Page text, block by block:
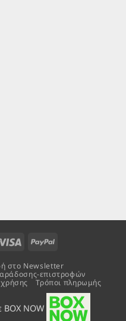
Visa PayPal
στο Newsletter
επιστροφών
Τρόποι πληρωμής
BOX NOW